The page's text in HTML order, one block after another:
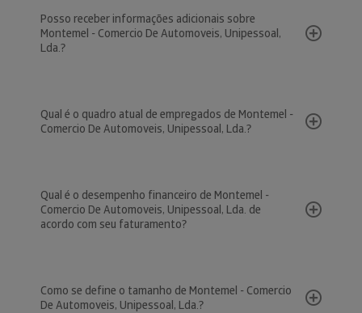
Posso receber informações adicionais sobre
Montemel - Comercio De Automoveis, Unipessoal,
Lda.?
Qual é o quadro atual de empregados de Montemel -
Comercio De Automoveis, Unipessoal, Lda.?
Qual é o desempenho financeiro de Montemel -
Comercio De Automoveis, Unipessoal, Lda. de
acordo com seu faturamento?
Como se define o tamanho de Montemel - Comercio
De Automoveis, Unipessoal, Lda.?